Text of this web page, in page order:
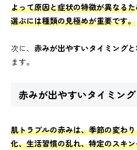
よって原因と症状の特徴が異なる
選ぶには種類の見極めが重要です。
次に、 赤みが出やすいタイミング
ます。
赤みが出やすいタイミン
肌トラブルの赤みは、季節の変わ
化、生活習慣の乱れ、特定のスキ